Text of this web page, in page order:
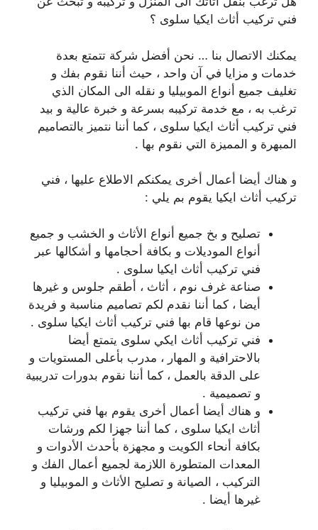
فني تركيب أثاث ايكيا سلوى ؟
يمكنك الاتصال بنا … نحن أفضل شركة تتمتع بعدة
خدمات و مزايا في آن واحد ، حيث أننا نقوم بفك و
تغليف جميع أنواع الموبيليا و نقله الى المكان الذي
ترغب به ، مع خدمة تركيبه بسرعة و خبرة عالية و بيد
فني تركيب أثاث ايكيا سلوى ، كما أننا نتميز بالتصاميم
المبهرة و المميزة التي نقوم بها .
و هناك أيضا أعمال أخرى يمكنكم الاطلاع عليها ، فني
تركيب أثاث ايكيا يقوم بم يلي :
تصليح و بخ جميع أنواع الأثاث و الخشب و جميع
أنواع الموديلات و بكافة أحجامها و أشكالها عبر
فني تركيب أثاث ايكيا سلوى .
صناعة غرف نوم ، أثاث ، أطقم جلوس و غيرها
أيضا ، كما أننا نقدم لكم تصاميم مناسبة و فريدة
من نوعها قام بها فني تركيب أثاث ايكيا سلوى .
فني تركيب أثاث ايكي سلوى يتمتع أيضا
بالاحترافية و المهار ، مدرب بأعلى المستويات و
على الدقة بالعمل ، كما أننا نقوم بدورات تدريبية
و تصميمية .
و هناك أيضا أعمال أخرى يقوم بها فني تركيب
أثاث ايكيا سلوى ، كما أننا جهزا لكم ورشات
بكافة أنحاء الكويت و مجهزة بأحدث الأدوات و
المعدات المتطورة اللازمة لجميع أعمال الفك و
التركيب ، الصيانة و تصليح الأثاث و الموبيليا و
غيرها أيضا .